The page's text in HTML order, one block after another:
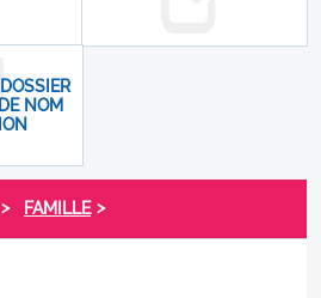
NOM
> FAMILLE >